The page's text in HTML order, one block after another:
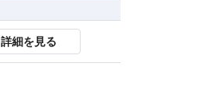
詳細を見る